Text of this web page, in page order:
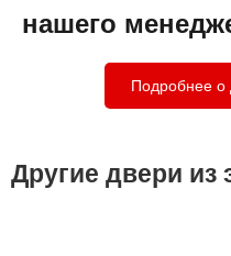
нашего
Подробнее о
Другие двери из